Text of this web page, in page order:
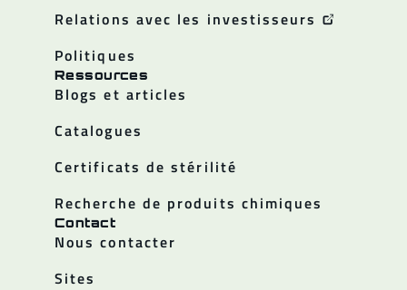
Relations avec les investisseurs
Politiques
Ressources
Blogs et articles
Catalogues
Certificats de stérilité
Recherche de produits chimiques
Contact
Nous contacter
Sites